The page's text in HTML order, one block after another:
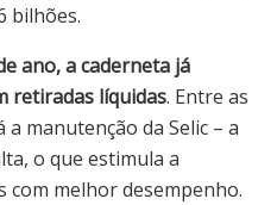
bilhões.
ano, a caderneta já
retiradas líquidas. Entre as
manutenção da Selic – a
o que estimula a
com melhor desempenho.